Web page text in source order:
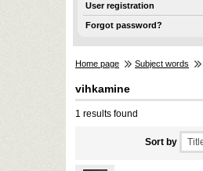
User registration
Forgot password?
Home page Subject words
vihkamine
1 results found
Sort by